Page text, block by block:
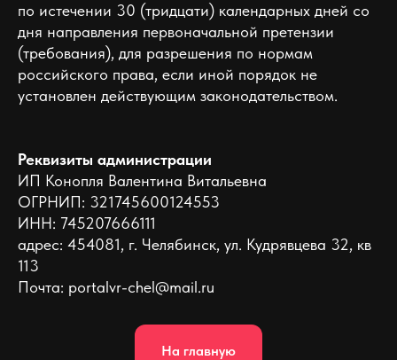
по истечении 30 (тридцати) календарных дней со
дня направления первоначальной претензии
(требования), для разрешения по нормам
российского права, если иной порядок не
установлен действующим законодательством.
Реквизиты администрации
ИП Конопля Валентина Витальевна
ОГРНИП: 321745600124553
ИНН: 745207666111
адрес: 454081, г. Челябинск, ул. Кудрявцева 32, кв
113
Почта: portalvr-chel@mail.ru
На главную